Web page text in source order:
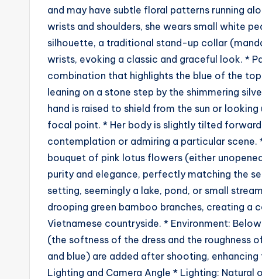
ts
and may have subtle floral patterns running
wrists and shoulders, she wears small white
silhouette, a traditional stand-up collar
wrists, evoking a classic and graceful look. *
combination that highlights the blue of the
leaning on a stone step by the shimmering
hand is raised to shield from the sun or
focal point. * Her body is slightly tilted
contemplation or admiring a particular scene.
bouquet of pink lotus flowers (either
purity and elegance, perfectly matching the
setting, seemingly a lake, pond, or small
drooping green bamboo branches, creating
Vietnamese countryside. * Environment:
(the softness of the dress and the roughness
and blue) are added after shooting,
Lighting and Camera Angle * Lighting: